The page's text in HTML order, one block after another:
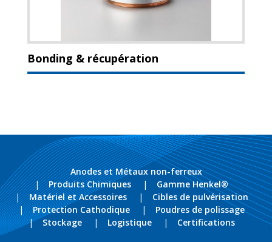
Bonding & récupération
Anodes et Métaux non-ferreux
Produits Chimiques
Gamme Henkel®
Matériel et Accessoires
Cibles de pulvérisation
Protection Cathodique
Poudres de polissage
Stockage
Logistique Certifications